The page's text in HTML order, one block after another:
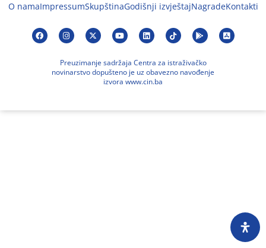
O namaImpressumSkupštinaGodišnji izvještajNagradeKontakti
Preuzimanje sadržaja Centra za istraživačko
novinarstvo dopušteno je uz obavezno navođenje
izvora www.cin.ba